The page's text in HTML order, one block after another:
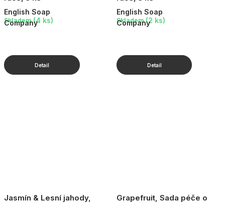
English Soap
Company
Skladem (4 ks)
English Soap
Company
Skladem (2 ks)
Jasmín & Lesní jahody,
Grapefruit, Sada péče o